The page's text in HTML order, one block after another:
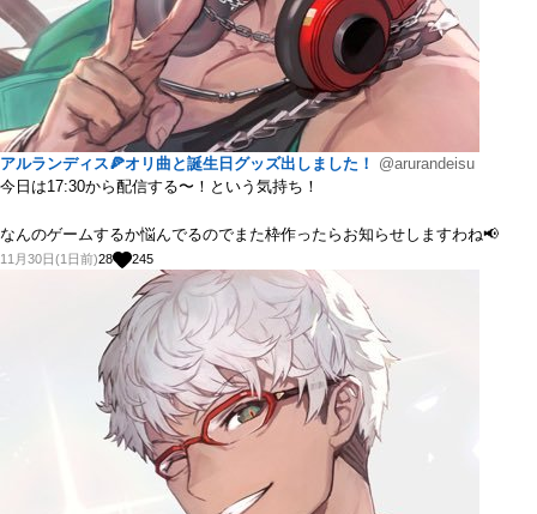
アルランディス🍕オリ曲と誕生日グッズ出しました！
@arurandeisu
今日は17:30から配信する〜！という気持ち！
なんのゲームするか悩んでるのでまた枠作ったらお知らせしますわね📢
11月30日(1日前)28 245